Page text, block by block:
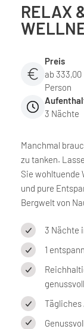
RELAX
Preis
ab 333,00
Person
3 Nächte
Manchmal
zu tanken.
Sie wohltuende
und pure
Bergwelt von
3 Nächte
1